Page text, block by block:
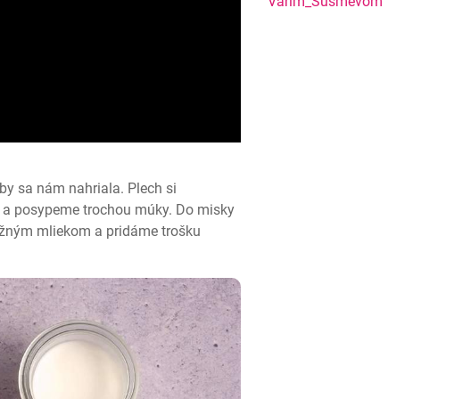
sa nám nahriala. Plech si
posypeme trochou múky. Do misky
mliekom a pridáme trošku